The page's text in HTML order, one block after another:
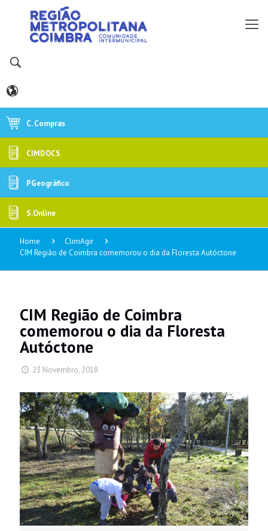
C. Compras
CIMDOCS
PGeográfico
S.Online
Home
ClimAgir
CIM Região de Coimbra comemorou o dia da Floresta Autóctone
CIM Região de Coimbra
comemorou o dia da Floresta
Autóctone
23 Novembro, 2018